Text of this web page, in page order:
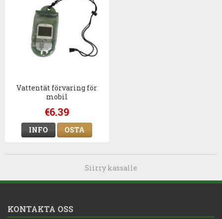
Vattentät förvaring för
mobil
€6.39
INFO OSTA
Siirry kassalle
KONTAKTA OSS